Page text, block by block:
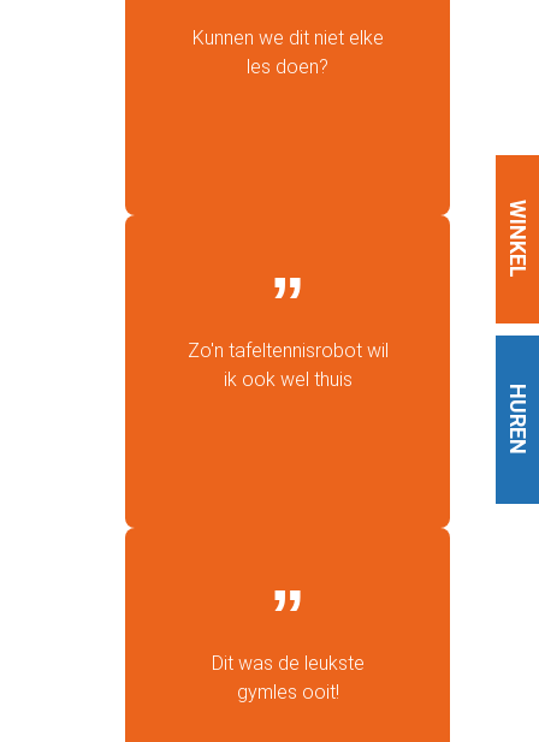
HUREN
WINKEL
Kunnen we dit niet elke
les doen?
Zo'n tafeltennisrobot wil
ik ook wel thuis
Dit was de leukste
gymles ooit!